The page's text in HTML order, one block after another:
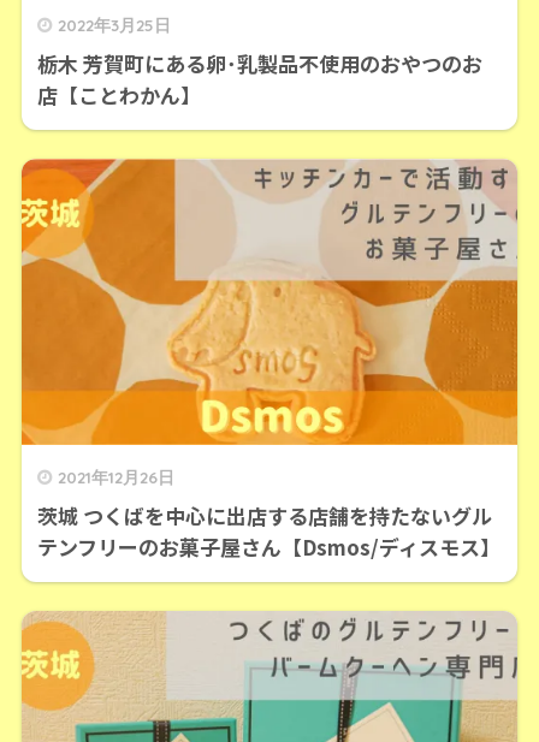
2022年3月25日
栃木 芳賀町にある卵･乳製品不使用のおやつのお
店【ことわかん】
2021年12月26日
茨城 つくばを中心に出店する店舗を持たないグル
テンフリーのお菓子屋さん【Dsmos/ディスモス】